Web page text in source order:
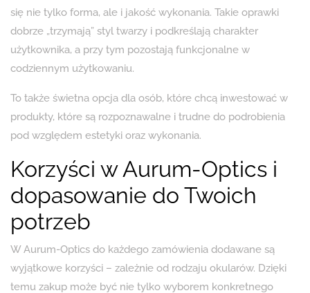
się nie tylko forma, ale i jakość wykonania. Takie oprawki
dobrze „trzymają” styl twarzy i podkreślają charakter
użytkownika, a przy tym pozostają funkcjonalne w
codziennym użytkowaniu.
To także świetna opcja dla osób, które chcą inwestować w
produkty, które są rozpoznawalne i trudne do podrobienia
pod względem estetyki oraz wykonania.
Korzyści w Aurum-Optics i
dopasowanie do Twoich
potrzeb
W Aurum-Optics do każdego zamówienia dodawane są
wyjątkowe korzyści – zależnie od rodzaju okularów. Dzięki
temu zakup może być nie tylko wyborem konkretnego